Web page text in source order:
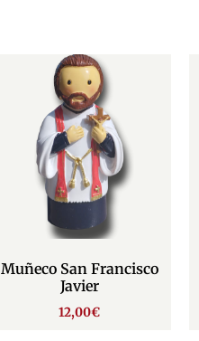
Muñeco San Francisco
Javier
12,00€